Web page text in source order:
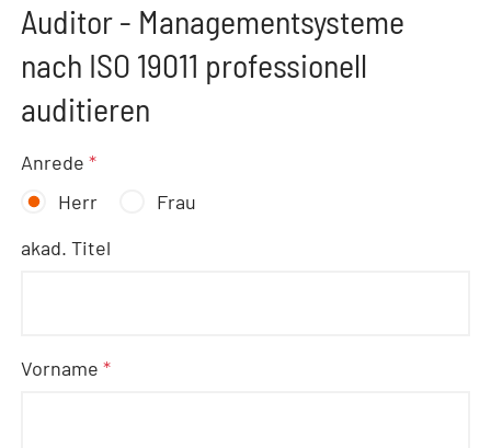
Auditor - Managementsysteme
nach ISO 19011 professionell
auditieren
Anrede*
Herr
Frau
akad. Titel
Vorname*